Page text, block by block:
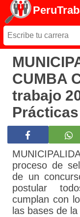
CUMBA
trabajo
Prácticas
proceso de
de un
postular
cumplan con
las bases de